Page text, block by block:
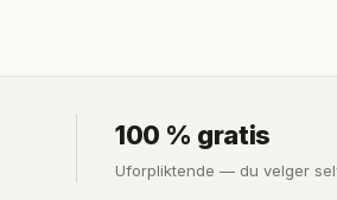
100 % gratis
Uforpliktende — du velger